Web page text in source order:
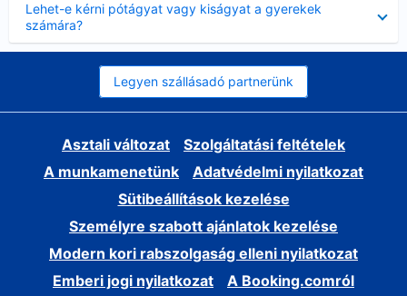
Lehet-e kérni pótágyat vagy kiságyat a gyerekek
számára?
Legyen szállásadó partnerünk
Asztali változat
Szolgáltatási feltételek
A munkamenetünk
Adatvédelmi nyilatkozat
Sütibeállítások kezelése
Személyre szabott ajánlatok kezelése
Modern kori rabszolgaság elleni nyilatkozat
Emberi jogi nyilatkozat
A Booking.comról